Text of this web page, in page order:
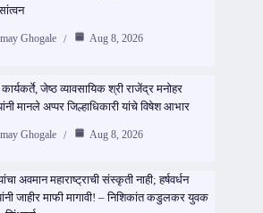
Ghogale Aug 8, 2026
जेष्ठ व्यावसायिक श्री राजेंद्र मनोहर
मानले अप्पर जिल्हाधिकारी यांचे विषेश आभार
Ghogale Aug 8, 2026
अवमान महाराष्ट्राची संस्कृती नाही; हर्षवर्धन
जाहीर माफी मागावी! – निशिकांत कडुलकर युवक